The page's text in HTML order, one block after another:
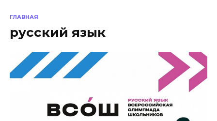
ГЛАВНАЯ
русский язык